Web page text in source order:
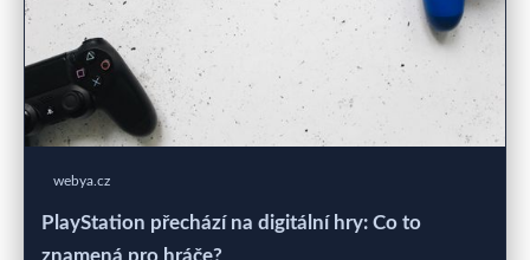
webya.cz
PlayStation přechází na digitální hry: Co to